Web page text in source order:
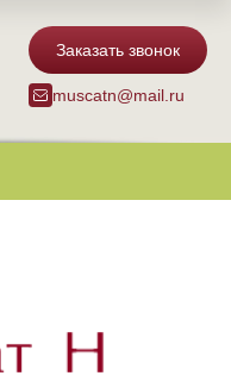
Заказать звонок
muscatn@mail.ru